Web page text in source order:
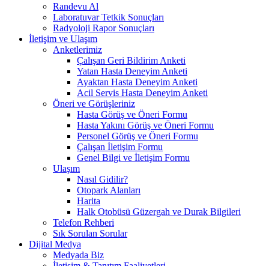
Randevu Al
Laboratuvar Tetkik Sonuçları
Radyoloji Rapor Sonuçları
İletişim ve Ulaşım
Anketlerimiz
Çalışan Geri Bildirim Anketi
Yatan Hasta Deneyim Anketi
Ayaktan Hasta Deneyim Anketi
Acil Servis Hasta Deneyim Anketi
Öneri ve Görüşleriniz
Hasta Görüş ve Öneri Formu
Hasta Yakını Görüş ve Öneri Formu
Personel Görüş ve Öneri Formu
Çalışan İletişim Formu
Genel Bilgi ve İletişim Formu
Ulaşım
Nasıl Gidilir?
Otopark Alanları
Harita
Halk Otobüsü Güzergah ve Durak Bilgileri
Telefon Rehberi
Sık Sorulan Sorular
Dijital Medya
Medyada Biz